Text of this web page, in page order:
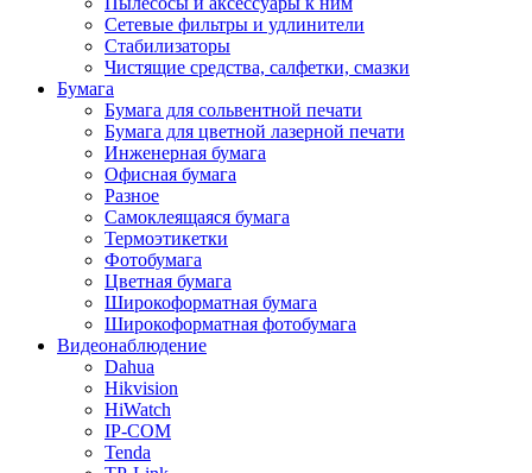
Сетевые фильтры и удлинители
Стабилизаторы
Чистящие средства, салфетки, смазки
Бумага
Бумага для сольвентной печати
Бумага для цветной лазерной печати
Инженерная бумага
Офисная бумага
Разное
Самоклеящаяся бумага
Термоэтикетки
Фотобумага
Цветная бумага
Широкоформатная бумага
Широкоформатная фотобумага
Видеонаблюдение
Dahua
Hikvision
HiWatch
IP-COM
Tenda